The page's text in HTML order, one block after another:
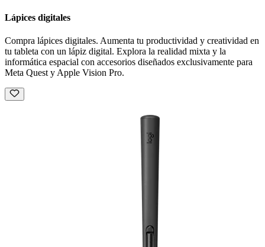
Lápices digitales
Compra lápices digitales. Aumenta tu productividad y creatividad en
tu tableta con un lápiz digital. Explora la realidad mixta y la
informática espacial con accesorios diseñados exclusivamente para
Meta Quest y Apple Vision Pro.